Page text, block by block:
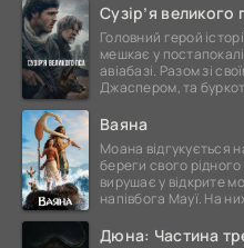
Сузір’я великого
Головний герой
мешкає у
авіабазі. Разом зі
Джаспером, та
Ваяна
Моана відгукується
береги свого
вирушає у відкрите
напівбога Мауї. На
Дюна: Частина